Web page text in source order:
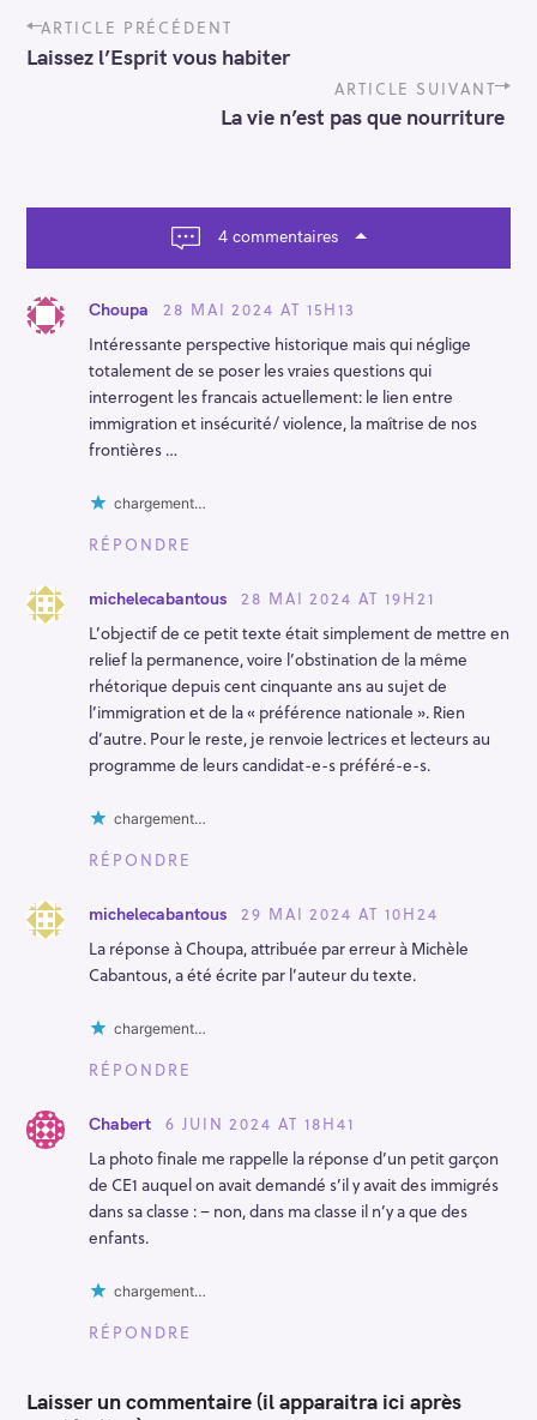
P
o
s
g
t
o
n
ARTICLE PRÉCÉDENT
Laissez l’Esprit vous habiter
ARTICLE SUIVANT
La vie n’est pas que nourriture
4 commentaires
Choupa
28 MAI 2024 AT 15H13
Intéressante perspective historique mais qui néglige
totalement de se poser les vraies questions qui
interrogent les francais actuellement: le lien entre
immigration et insécurité/ violence, la maîtrise de nos
frontières …
chargement…
RÉPONDRE
michelecabantous
28 MAI 2024 AT 19H21
L’objectif de ce petit texte était simplement de mettre en
relief la permanence, voire l’obstination de la même
rhétorique depuis cent cinquante ans au sujet de
l’immigration et de la « préférence nationale ». Rien
d’autre. Pour le reste, je renvoie lectrices et lecteurs au
programme de leurs candidat-e-s préféré-e-s.
chargement…
RÉPONDRE
michelecabantous
29 MAI 2024 AT 10H24
La réponse à Choupa, attribuée par erreur à Michèle
Cabantous, a été écrite par l’auteur du texte.
chargement…
RÉPONDRE
Chabert
6 JUIN 2024 AT 18H41
La photo finale me rappelle la réponse d’un petit garçon
de CE1 auquel on avait demandé s’il y avait des immigrés
dans sa classe : – non, dans ma classe il n’y a que des
enfants.
chargement…
RÉPONDRE
Laisser un commentaire (il apparaitra ici après